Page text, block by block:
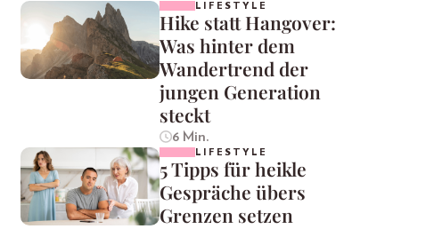
LIFESTYLE
Hike statt Hangover:
Was hinter dem
Wandertrend der
jungen Generation
steckt
6 Min.
LIFESTYLE
5 Tipps für heikle
Gespräche übers
Grenzen setzen